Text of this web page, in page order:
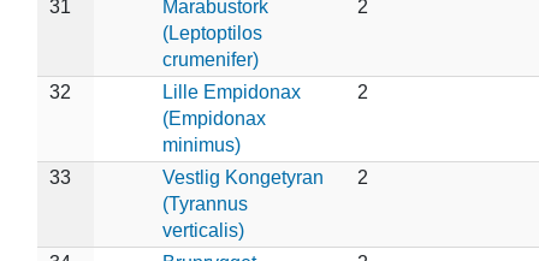
31
Marabustork
(Leptoptilos
crumenifer)
2
32
Lille Empidonax
(Empidonax
minimus)
2
33
Vestlig Kongetyran
(Tyrannus
verticalis)
2